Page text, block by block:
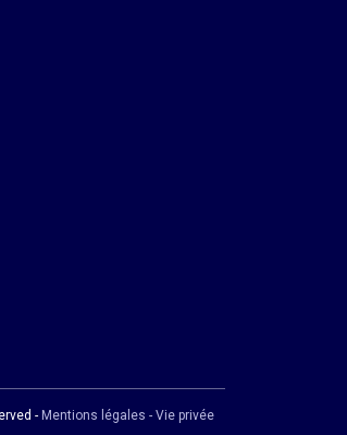
- Mentions légales - Vie privée